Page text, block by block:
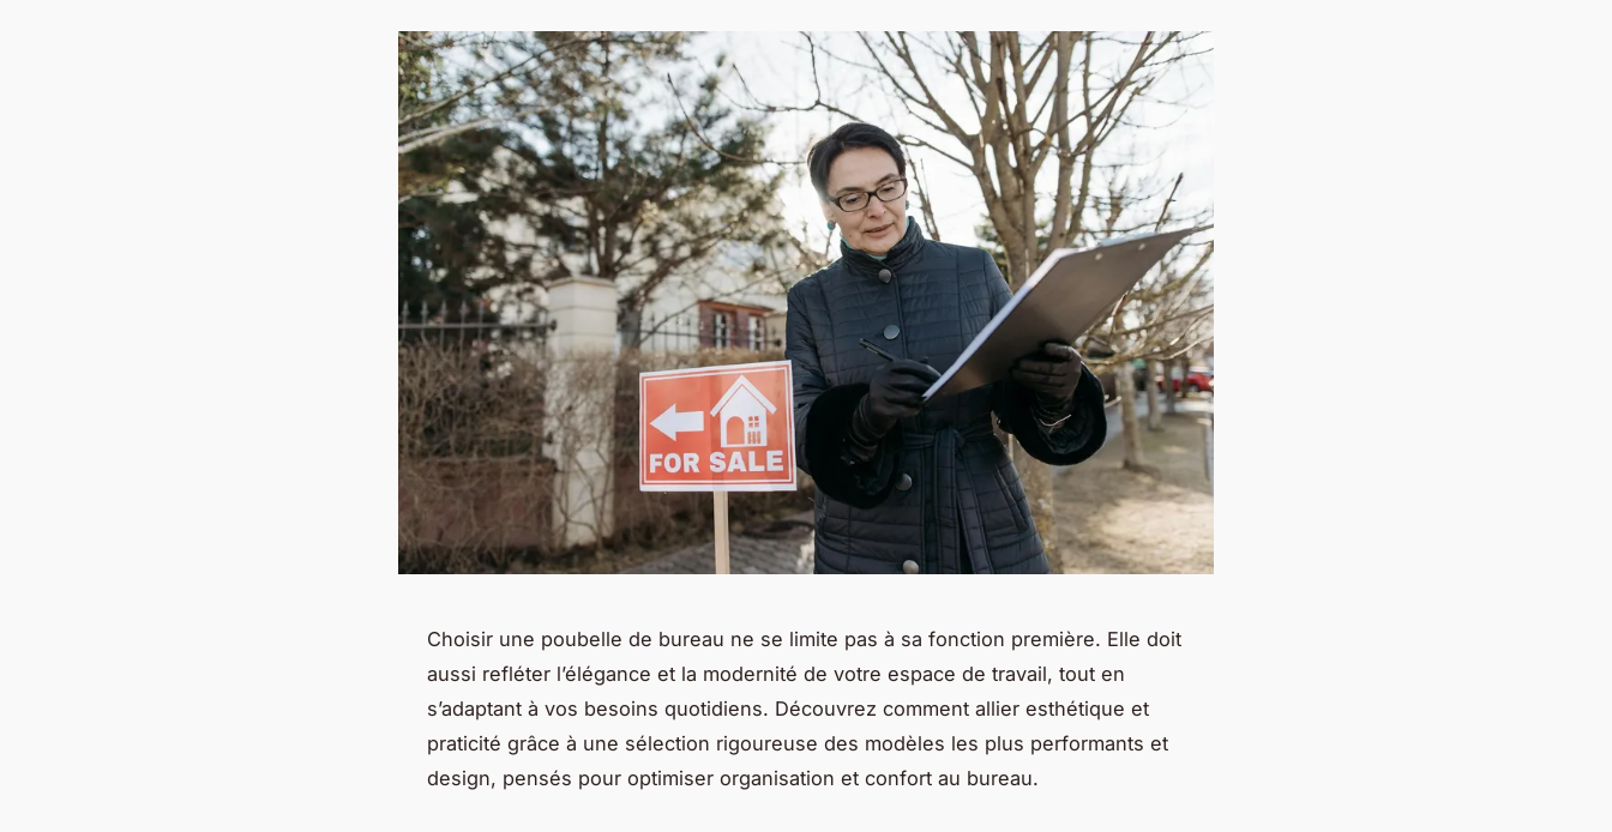
Choisir une poubelle de bureau ne se limite pas à sa fonction première. Elle doit
aussi refléter l’élégance et la modernité de votre espace de travail, tout en
s’adaptant à vos besoins quotidiens. Découvrez comment allier esthétique et
praticité grâce à une sélection rigoureuse des modèles les plus performants et
design, pensés pour optimiser organisation et confort au bureau.